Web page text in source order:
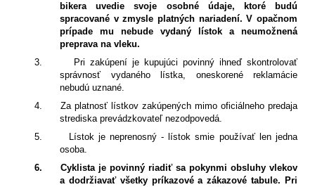
bikera uvedie svoje osobné údaje, ktoré budú
spracované v zmysle platných nariadení. V opačnom
prípade mu nebude vydaný lístok a neumožnená
preprava na vleku.
3.
Pri zakúpení je kupujúci povinný ihneď skontrolovať
správnosť vydaného lístka, oneskorené reklamácie
nebudú uznané.
4.
Za platnosť lístkov zakúpených mimo oficiálneho predaja
strediska prevádzkovateľ nezodpovedá.
5.
Lístok je neprenosný - lístok smie používať len jedna
osoba.
6.
Cyklista je povinný riadiť sa pokynmi obsluhy vlekov
a dodržiavať všetky príkazové a zákazové tabule. Pri